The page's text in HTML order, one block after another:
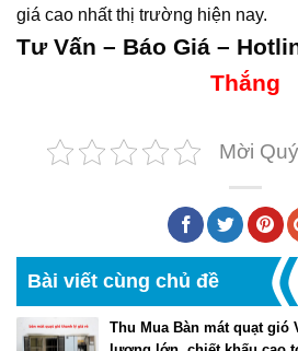
giá cao nhất thị trường hiện nay.
Tư Vấn – Báo Giá –
Thắng
Mời
Bài viết cùng chủ đề
Thu Mua Bàn mát quạt gió